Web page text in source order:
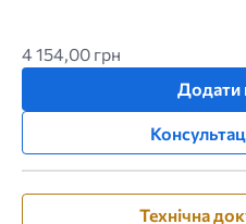
4 154,00 грн
Додати
Технічна